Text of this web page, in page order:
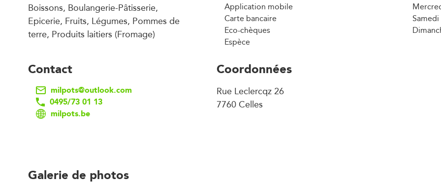
Boissons, Boulangerie-Pâtisserie,
Epicerie, Fruits, Légumes, Pommes de
terre, Produits laitiers (Fromage)
Application mobile
Carte bancaire
Eco-chèques
Espèce
Contact
milpots@outlook.com
0495/73 01 13
milpots.be
Coordonnées
Rue Leclercqz 26
7760 Celles
Galerie de photos